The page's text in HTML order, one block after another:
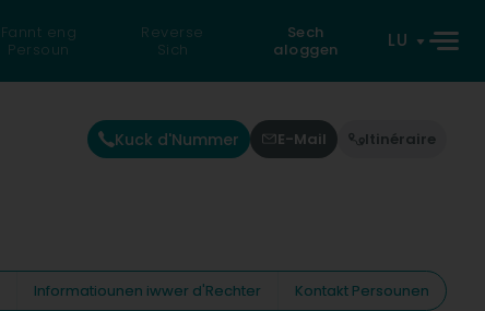
Fannt eng
Persoun
Reverse
Sich
Sech
aloggen
LU
Kuck d'Nummer E-Mail Itinéraire
Informatiounen iwwer d'Rechter
Kontakt Persounen